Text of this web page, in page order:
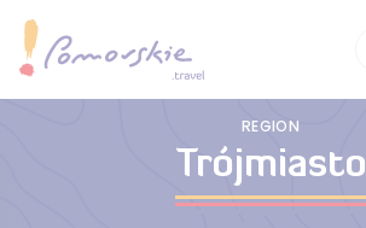
REGION
Trójmiasto